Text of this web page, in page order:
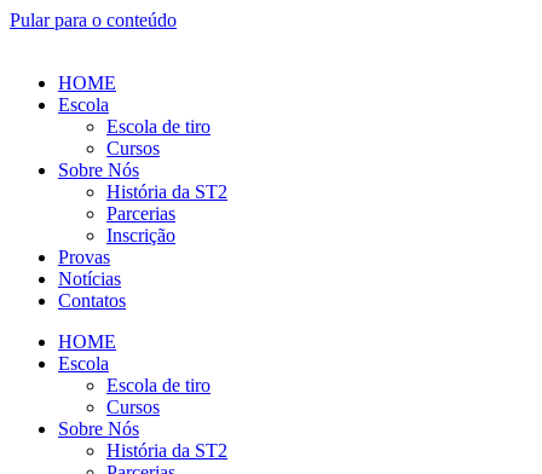
Pular para o conteúdo
HOME
Escola
Escola de tiro
Cursos
Sobre Nós
História da ST2
Parcerias
Inscrição
Provas
Notícias
Contatos
HOME
Escola
Escola de tiro
Cursos
Sobre Nós
História da ST2